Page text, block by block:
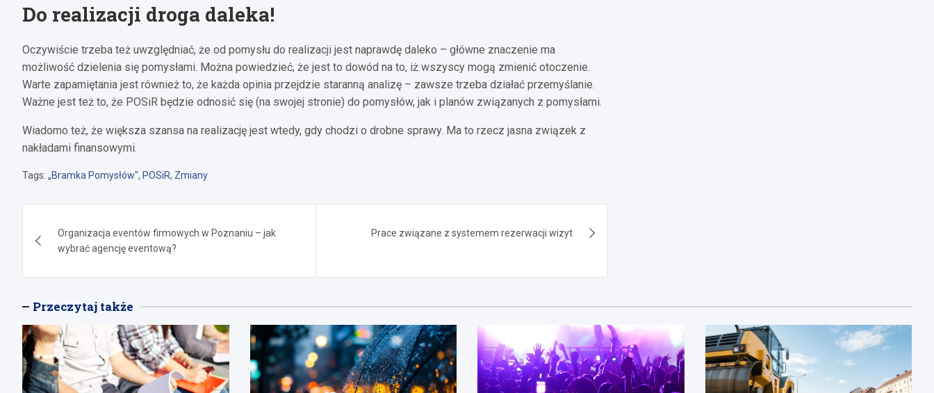
Do realizacji droga daleka!
Oczywiście trzeba też uwzględniać, że od pomysłu do realizacji jest naprawdę daleko – główne znaczenie ma
możliwość dzielenia się pomysłami. Można powiedzieć, że jest to dowód na to, iż wszyscy mogą zmienić otoczenie.
Warte zapamiętania jest również to, że każda opinia przejdzie staranną analizę – zawsze trzeba działać przemyślanie.
Ważne jest też to, że POSiR będzie odnosić się (na swojej stronie) do pomysłów, jak i planów związanych z pomysłami.
Wiadomo też, że większa szansa na realizację jest wtedy, gdy chodzi o drobne sprawy. Ma to rzecz jasna związek z
nakładami finansowymi.
Tags: „Bramka Pomysłów", POSiR, Zmiany
wpisu
Organizacja eventów firmowych w Poznaniu – jak
wybrać agencję eventową?
Prace związane z systemem rezerwacji wizyt
Przeczytaj także